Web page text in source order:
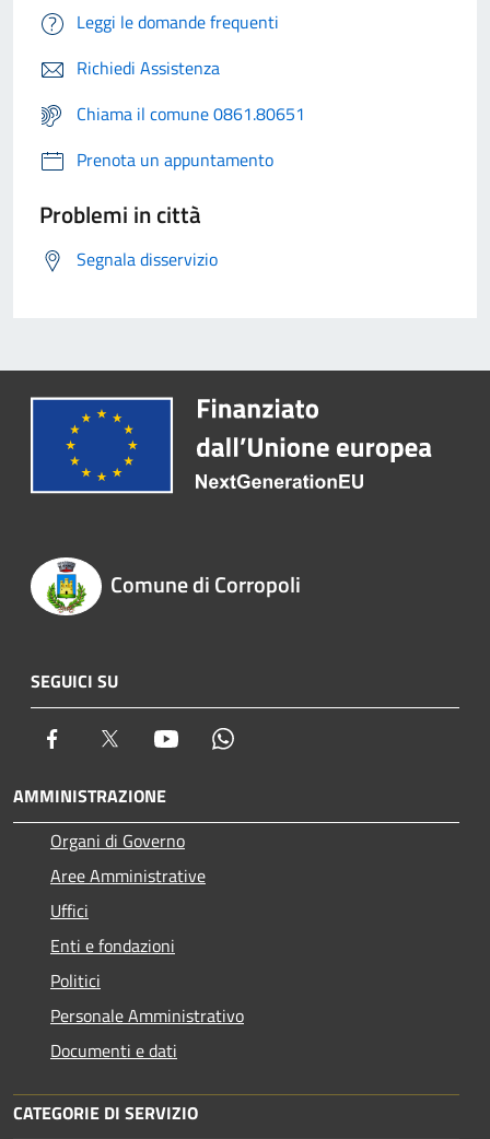
Leggi le domande frequenti
Richiedi Assistenza
Chiama il comune 0861.80651
Prenota un appuntamento
Problemi in città
Segnala disservizio
Comune di Corropoli
SEGUICI SU
Facebook Twitter Youtube
AMMINISTRAZIONE
Organi di Governo
Aree Amministrative
Uffici
Enti e fondazioni
Politici
Personale Amministrativo
Documenti e dati
CATEGORIE DI SERVIZIO